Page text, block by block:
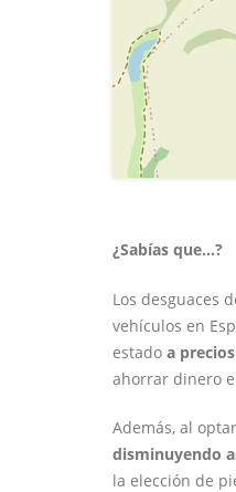
¿Sabías que...?
Los desguaces
vehículos en
estado a
ahorrar dinero
Además, al
disminuyendo
la elección de